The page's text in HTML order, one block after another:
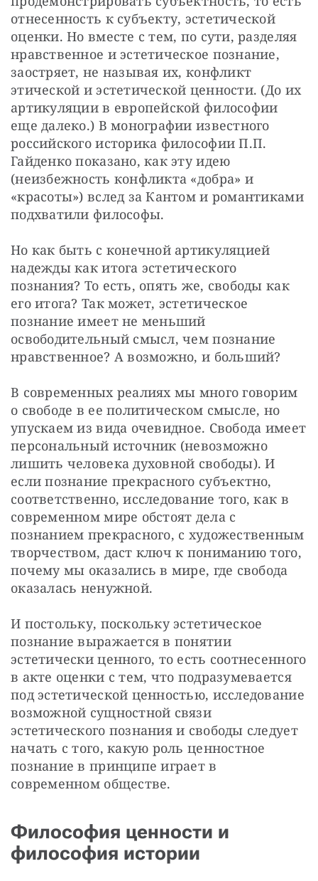
отнесенность к субъекту, эстетической
оценки. Но вместе с тем, по сути, разделяя
нравственное и эстетическое познание,
заостряет, не называя их, конфликт
этической и эстетической ценности. (До их
артикуляции в европейской философии
еще далеко.) В монографии известного
российского историка философии П.П.
Гайденко показано, как эту идею
(неизбежность конфликта «добра» и
«красоты») вслед за Кантом и романтиками
подхватили философы.
Но как быть с конечной артикуляцией
надежды как итога эстетического
познания? То есть, опять же, свободы как
его итога? Так может, эстетическое
познание имеет не меньший
освободительный смысл, чем познание
нравственное? А возможно, и больший?
В современных реалиях мы много говорим
о свободе в ее политическом смысле, но
упускаем из вида очевидное. Свобода имеет
персональный источник (невозможно
лишить человека духовной свободы). И
если познание прекрасного субъектно,
соответственно, исследование того, как в
современном мире обстоят дела с
познанием прекрасного, с художественным
творчеством, даст ключ к пониманию того,
почему мы оказались в мире, где свобода
оказалась ненужной.
И постольку, поскольку эстетическое
познание выражается в понятии
эстетически ценного, то есть соотнесенного
в акте оценки с тем, что подразумевается
под эстетической ценностью, исследование
возможной сущностной связи
эстетического познания и свободы следует
начать с того, какую роль ценностное
познание в принципе играет в
современном обществе.
Философия ценности и
философия истории